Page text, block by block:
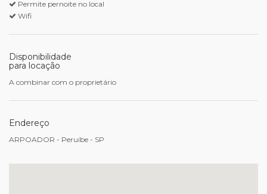
Permite pernoite no local
Wifi
Disponibilidade
para locação
A combinar com o proprietário
Endereço
ARPOADOR - Peruíbe - SP